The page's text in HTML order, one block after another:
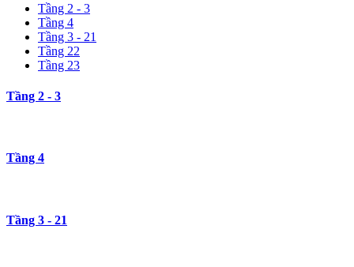
Tầng 2 - 3
Tầng 4
Tầng 3 - 21
Tầng 22
Tầng 23
Tầng 2 - 3
Tầng 4
Tầng 3 - 21